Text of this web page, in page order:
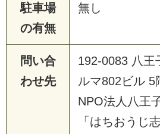
駐車場
の有無
無し
問い合
わせ先
192-0083 八王
ルマ802ビル 5
NPO法人八王
「はちおうじ